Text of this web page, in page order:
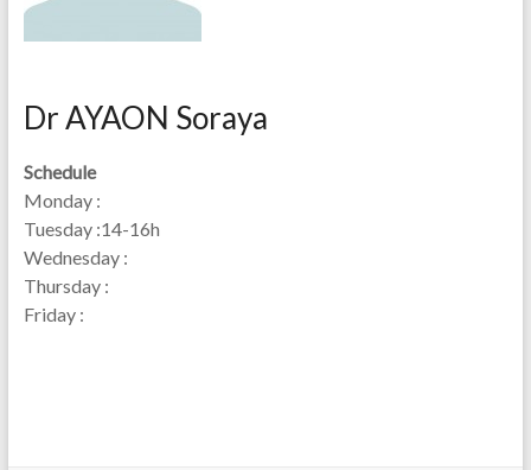
Dr AYAON Soraya
Schedule
Monday :
Tuesday :14-16h
Wednesday :
Thursday :
Friday :